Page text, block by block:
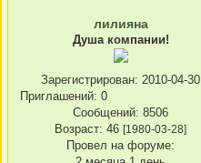
лилияна
Душа компании!
Зарегистрирован: 2010-04-30
Приглашений: 0
Сообщений: 8506
Возраст: 46 [1980-03-28]
Провел на форуме: